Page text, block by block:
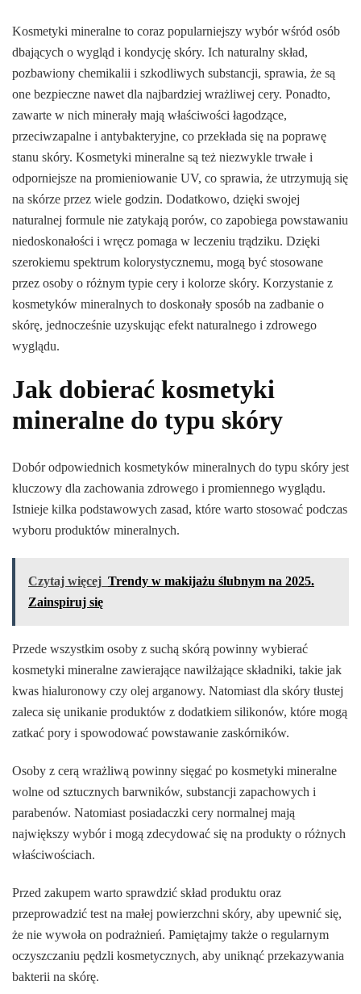
Kosmetyki mineralne to coraz popularniejszy wybór wśród osób
dbających o wygląd i kondycję skóry. Ich naturalny skład,
pozbawiony chemikalii i szkodliwych substancji, sprawia, że są
one bezpieczne nawet dla najbardziej wrażliwej cery. Ponadto,
zawarte w nich minerały mają właściwości łagodzące,
przeciwzapalne i antybakteryjne, co przekłada się na poprawę
stanu skóry. Kosmetyki mineralne są też niezwykle trwałe i
odporniejsze na promieniowanie UV, co sprawia, że utrzymują się
na skórze przez wiele godzin. Dodatkowo, dzięki swojej
naturalnej formule nie zatykają porów, co zapobiega powstawaniu
niedoskonałości i wręcz pomaga w leczeniu trądziku. Dzięki
szerokiemu spektrum kolorystycznemu, mogą być stosowane
przez osoby o różnym typie cery i kolorze skóry. Korzystanie z
kosmetyków mineralnych to doskonały sposób na zadbanie o
skórę, jednocześnie uzyskując efekt naturalnego i zdrowego
wyglądu.
Jak dobierać kosmetyki
mineralne do typu skóry
Dobór odpowiednich kosmetyków mineralnych do typu skóry jest
kluczowy dla zachowania zdrowego i promiennego wyglądu.
Istnieje kilka podstawowych zasad, które warto stosować podczas
wyboru produktów mineralnych.
Czytaj więcej Trendy w makijażu ślubnym na 2025.
Zainspiruj się
Przede wszystkim osoby z suchą skórą powinny wybierać
kosmetyki mineralne zawierające nawilżające składniki, takie jak
kwas hialuronowy czy olej arganowy. Natomiast dla skóry tłustej
zaleca się unikanie produktów z dodatkiem silikonów, które mogą
zatkać pory i spowodować powstawanie zaskórników.
Osoby z cerą wrażliwą powinny sięgać po kosmetyki mineralne
wolne od sztucznych barwników, substancji zapachowych i
parabenów. Natomiast posiadaczki cery normalnej mają
największy wybór i mogą zdecydować się na produkty o różnych
właściwościach.
Przed zakupem warto sprawdzić skład produktu oraz
przeprowadzić test na małej powierzchni skóry, aby upewnić się,
że nie wywoła on podrażnień. Pamiętajmy także o regularnym
oczyszczaniu pędzli kosmetycznych, aby uniknąć przekazywania
bakterii na skórę.